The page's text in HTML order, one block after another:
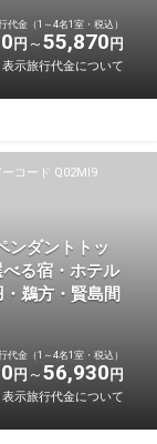
代金（1～4名1室・税込）
円 55,870 円
表示旅行代金について
ーコード Q02MI9
ンダントトッ
る宿・ホテル
鵜方・賢島間
代金（1～4名1室・税込）
円 56,930 円
表示旅行代金について